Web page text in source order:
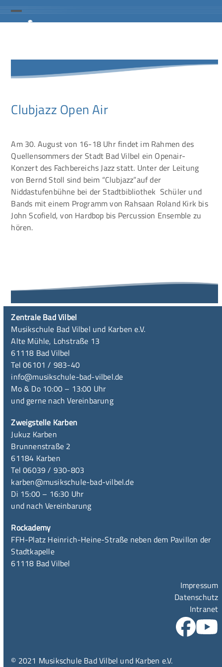
Skip
Open
Close
Clubjazz Open Air
Am 30. August von 16-18 Uhr findet im Rahmen des
Quellensommers der Stadt Bad Vilbel ein Openair-
Konzert des Fachbereichs Jazz statt. Unter der Leitung
von Bernd Stoll sind beim “Clubjazz”auf der
Niddastufenbühne bei der Stadtbibliothek Schüler und
Bands mit einem Programm von Rahsaan Roland Kirk bis
John Scofield, von Hardbop bis Percussion Ensemble zu
hören.
Zentrale Bad Vilbel
Musikschule Bad Vilbel und Karben e.V.
Alte Mühle, Lohstraße 13
61118 Bad Vilbel
Tel 06101 / 983-40
info@musikschule-bad-vilbel.de
Mo & Do 10:00 – 13:00 Uhr
und gerne nach Vereinbarung
Zweigstelle Karben
Jukuz Karben
Brunnenstraße 2
61184 Karben
Tel 06039 / 930-803
karben@musikschule-bad-vilbel.de
Di 15:00 – 16:30 Uhr
und nach Vereinbarung
Rockademy
FFH-Platz Heinrich-Heine-Straße neben dem Pavillon der
Stadtkapelle
61118 Bad Vilbel
Impressum
Datenschutz
Intranet
© 2021 Musikschule Bad Vilbel und Karben e.V.